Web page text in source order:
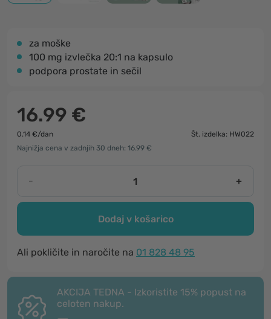
za moške
100 mg izvlečka 20:1 na kapsulo
podpora prostate in sečil
16.99 €
0.14 €/dan
Št. izdelka: HW022
Najnižja cena v zadnjih 30 dneh: 16.99 €
- +
Dodaj v košarico
Ali pokličite in naročite na 01 828 48 95
AKCIJA TEDNA - Izkoristite 15% popust na
celoten nakup.